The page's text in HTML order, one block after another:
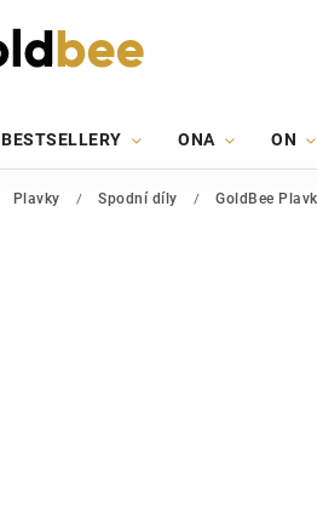
BESTSELLERY ONA ON
Plavky / Spodní díly / GoldBee